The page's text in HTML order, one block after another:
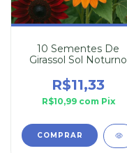
10 Sementes De
Girassol Sol Noturno
R$11,33
R$10,99 com Pix